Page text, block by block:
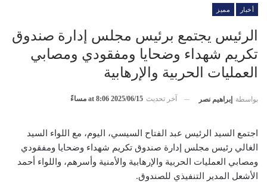
أخبار مميز
الرئيس يجتمع برئيس مجلس إدارة صندوق
تكريم شهداء وضحايا ومفقودي ومصابي
العمليات الحربية والإرهابية
بواسطة إبراهيم نصر آخر تحديث 2025/06/15 at 8:06 مساءً
اجتمع السيد الرئيس عبد الفتاح السيسي، اليوم، مع اللواء السيد
الغالي رئيس مجلس إدارة صندوق تكريم شهداء وضحايا ومفقودي
ومصابي العمليات الحربية والإرهابية والأمنية وأسرهم، واللواء أحمد
الأشعل المدير التنفيذي للصندوق.